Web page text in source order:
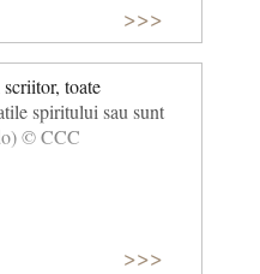
>>>
toate
spiritului sau sunt
© CCC
>>>